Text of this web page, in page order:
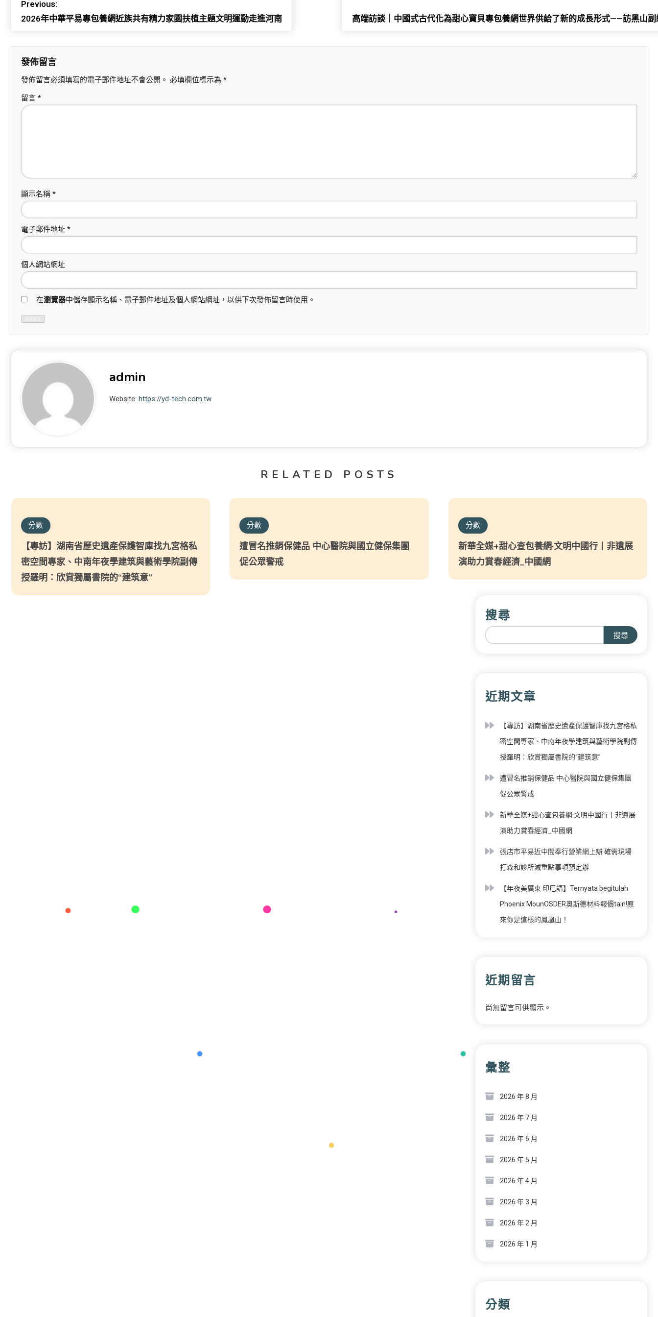
Previous:
2026年中華平易專包養網近族共有精力家園扶植主題文明運動走進河南
高端訪談｜中國式古代化為甜心寶貝專包養網世界供給了新的成長形式——訪黑山
發佈留言
發佈留言必須填寫的電子郵件地址不會公開。 必填欄位標示為 *
留言 *
顯示名稱 *
電子郵件地址 *
個人網站網址
在瀏覽器中儲存顯示名稱、電子郵件地址及個人網站網址，以供下次發佈留言時使用。
admin
Website:https://yd-tech.com.tw
RELATED POSTS
分數
【專訪】湖南省歷史遺產保護智庫找九宮格私
密空間專家、中南年夜學建筑與藝術學院副傳
授羅明：欣賞獨屬書院的“建筑意”
分數
遭冒名推銷保健品 中心醫院與國立健保集團
促公眾警戒
分數
新華全媒+甜心查包養網·文明中國行丨非遺展
演助力賞春經濟_中國網
搜尋
搜尋
近期文章
【專訪】湖南省歷史遺產保護智庫找九宮格私
密空間專家、中南年夜學建筑與藝術學院副傳
授羅明：欣賞獨屬書院的“建筑意”
遭冒名推銷保健品 中心醫院與國立健保集團
促公眾警戒
新華全媒+甜心查包養網·文明中國行丨非遺展
演助力賞春經濟_中國網
張店市平易近中間奉行營業網上辦 確需現場
打森和診所減重點事項預定辦
【年夜美廣東·印尼語】Ternyata begitulah
Phoenix MounOSDER奧斯德材料報價tain!原
來你是這樣的鳳凰山！
近期留言
尚無留言可供顯示。
彙整
2026 年 8 月
2026 年 7 月
2026 年 6 月
2026 年 5 月
2026 年 4 月
2026 年 3 月
2026 年 2 月
2026 年 1 月
分類